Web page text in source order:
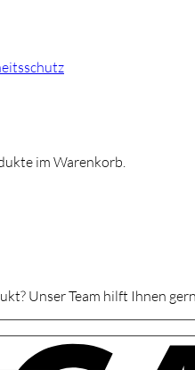
im Warenkorb.
Unser Team hilft Ihnen